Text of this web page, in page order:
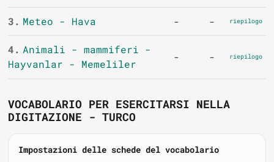
3. Meteo - Hava - - riepilogo
4. Animali - mammiferi -
Hayvanlar - Memeliler
- - riepilogo
VOCABOLARIO PER ESERCITARSI NELLA
DIGITAZIONE - TURCO
Impostazioni delle schede del vocabolario